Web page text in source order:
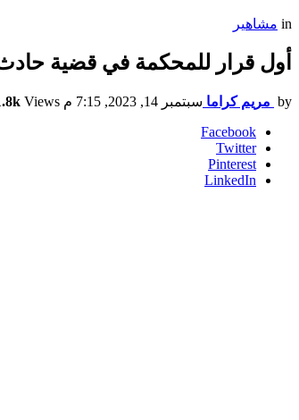
in مشاهير
أول قرار للمحكمة في قضية حادث
by مريم كراما سبتمبر 14, 2023, 7:15 م
Views
Facebook
Twitter
Pinterest
LinkedIn